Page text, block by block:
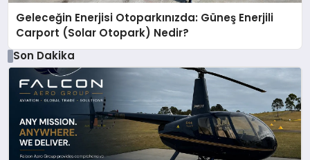
Geleceğin Enerjisi Otoparkınızda: Güneş Enerjili
Carport (Solar Otopark) Nedir?
Son Dakika